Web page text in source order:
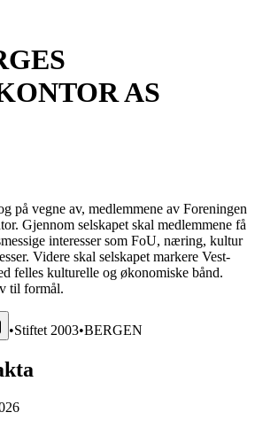
AS
på vegne av, medlemmene av Foreningen
Gjennom selskapet skal medlemmene få
interesser som FoU, næring, kultur
Videre skal selskapet markere Vest-
felles kulturelle og økonomiske bånd.
til formål.
•Stiftet 2003•BERGEN